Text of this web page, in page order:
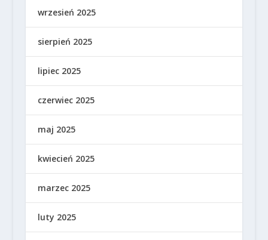
wrzesień 2025
sierpień 2025
lipiec 2025
czerwiec 2025
maj 2025
kwiecień 2025
marzec 2025
luty 2025